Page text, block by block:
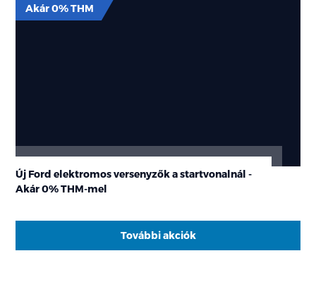
Új Ford elektromos versenyzők a startvonalnál -
Akár0% THM-mel
Akár 0% THM
További akciók